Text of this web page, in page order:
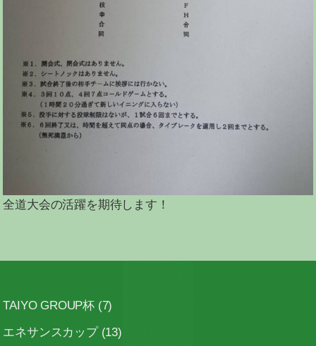
全道大会の活躍を期待します！
TAIYO GROUP杯 (7)
エネサンスカップ(13)